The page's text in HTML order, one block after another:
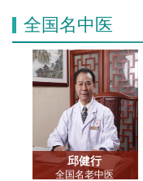
全国名中医
邱健行
全国名老中医